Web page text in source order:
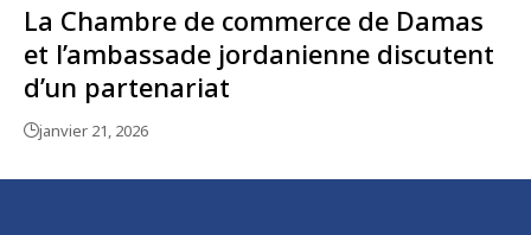
La Chambre de commerce de Damas
et l’ambassade jordanienne discutent
d’un partenariat
janvier 21, 2026